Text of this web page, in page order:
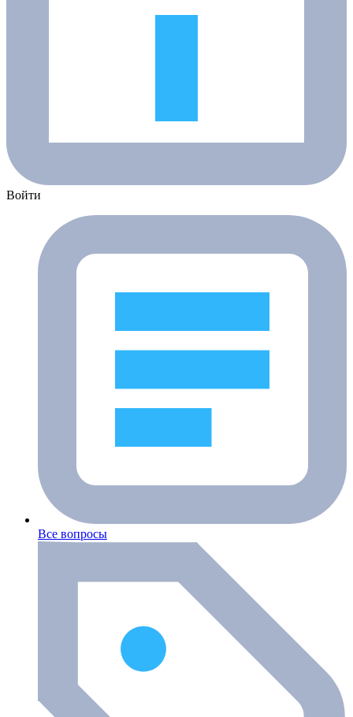
Войти
Все вопросы